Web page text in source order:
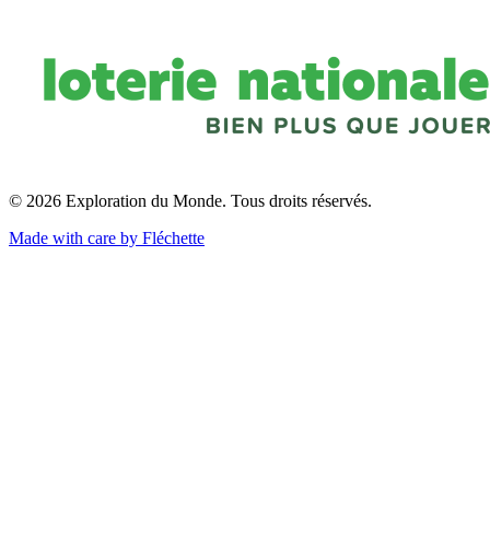
© 2026 Exploration du Monde. Tous droits réservés.
Made with care by Fléchette